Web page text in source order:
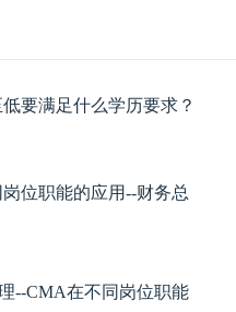
要满足什么学历要求？
位职能的应用--财务总
--CMA在不同岗位职能